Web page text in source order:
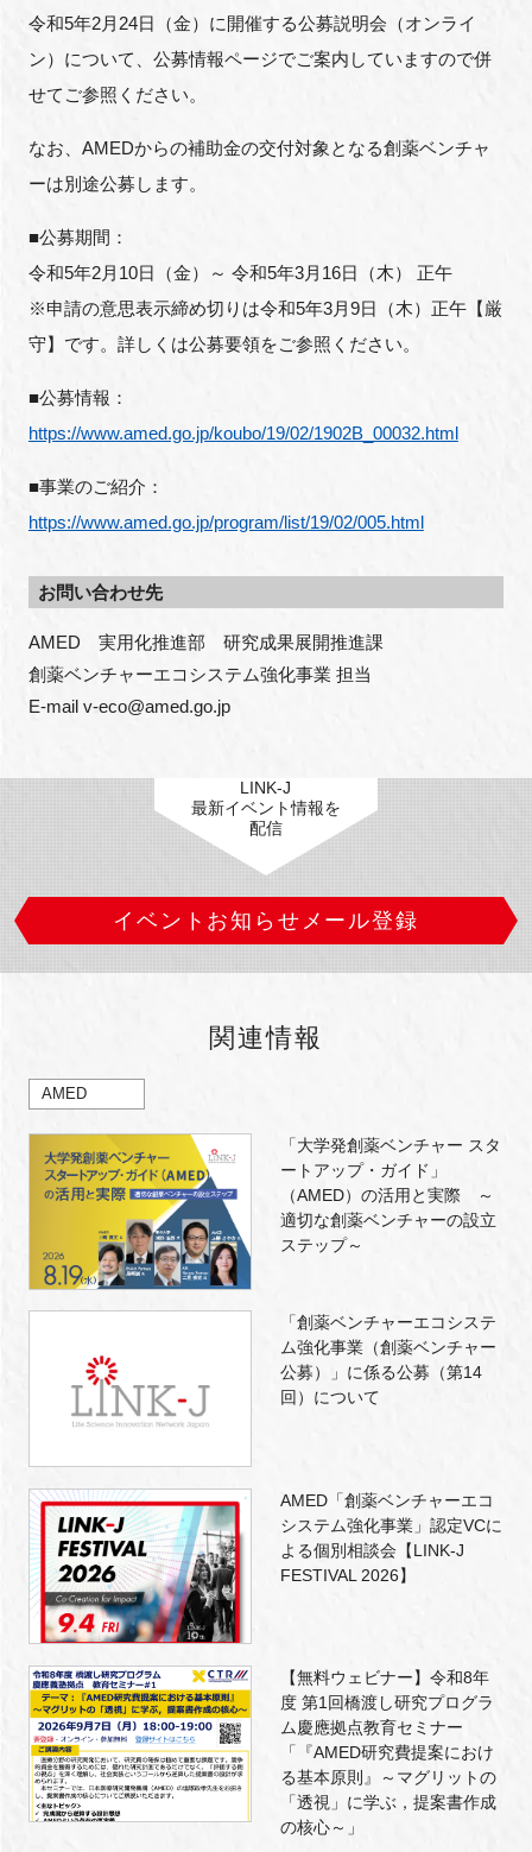
令和5年2月24日（金）に開催する公募説明会（オンライ
ン）について、公募情報ページでご案内していますので併
せてご参照ください。
なお、AMEDからの補助金の交付対象となる創薬ベンチャ
ーは別途公募します。
■公募期間：
令和5年2月10日（金）～ 令和5年3月16日（木） 正午
※申請の意思表示締め切りは令和5年3月9日（木）正午【厳
守】です。詳しくは公募要領をご参照ください。
■公募情報：
https://www.amed.go.jp/koubo/19/02/1902B_00032.html
■事業のご紹介：
https://www.amed.go.jp/program/list/19/02/005.html
お問い合わせ先
AMED　実用化推進部　研究成果展開推進課
創薬ベンチャーエコシステム強化事業 担当
E-mail v-eco@amed.go.jp
LINK-J
最新イベント情報を
配信
イベントお知らせメール登録
関連情報
AMED
「大学発創薬ベンチャー スタ
ートアップ・ガイド」
（AMED）の活用と実際 ～
適切な創薬ベンチャーの設立
ステップ～
「創薬ベンチャーエコシステ
ム強化事業（創薬ベンチャー
公募）」に係る公募（第14
回）について
AMED「創薬ベンチャーエコ
システム強化事業」認定VCに
よる個別相談会【LINK-J
FESTIVAL 2026】
【無料ウェビナー】令和8年
度 第1回橋渡し研究プログラ
ム慶應拠点教育セミナー
「『AMED研究費提案におけ
る基本原則』～マグリットの
「透視」に学ぶ，提案書作成
の核心～」